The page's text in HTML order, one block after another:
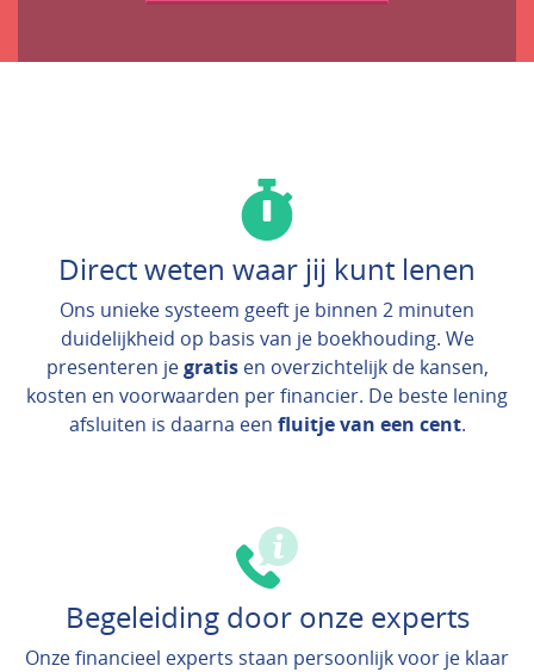
Direct weten waar jij kunt lenen
Ons unieke systeem geeft je binnen 2 minuten
duidelijkheid op basis van je boekhouding. We
presenteren jegratisen overzichtelijk de kansen,
kosten en voorwaarden per financier. De beste lening
afsluiten is daarna een fluitje van een cent.
Begeleiding door onze experts
Onze financieel experts staan persoonlijk voor je klaar